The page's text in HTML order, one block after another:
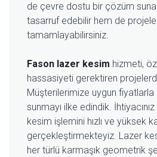
de çevre dostu bir çözüm
tasarruf edebilir hem de
tamamlayabilirsiniz.
Fason lazer kesim hizmeti,
hassasiyeti gerektiren
Müşterilerimize uygun
sunmayı ilke edindik.
kesim işlemini hızlı ve yüksek
gerçekleştirmekteyiz. Lazer
her türlü karmaşık geometrik